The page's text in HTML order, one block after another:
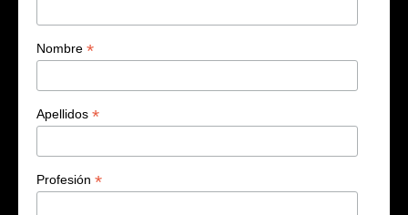
Nombre *
Apellidos *
Profesión *